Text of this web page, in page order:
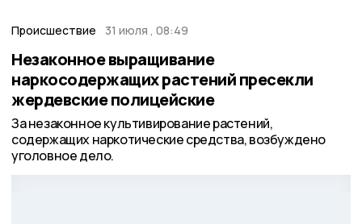
Происшествие 31 июля , 08:49
Незаконное выращивание
наркосодержащих растений пресекли
жердевские полицейские
За незаконное культивирование растений,
содержащих наркотические средства, возбуждено
уголовное дело.